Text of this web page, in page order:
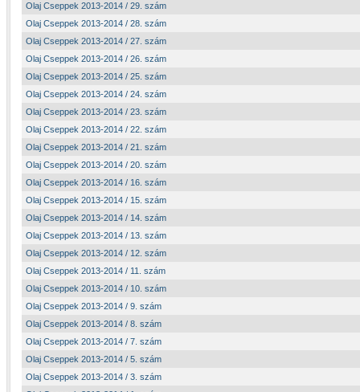
Olaj Cseppek 2013-2014 / 29. szám
Olaj Cseppek 2013-2014 / 28. szám
Olaj Cseppek 2013-2014 / 27. szám
Olaj Cseppek 2013-2014 / 26. szám
Olaj Cseppek 2013-2014 / 25. szám
Olaj Cseppek 2013-2014 / 24. szám
Olaj Cseppek 2013-2014 / 23. szám
Olaj Cseppek 2013-2014 / 22. szám
Olaj Cseppek 2013-2014 / 21. szám
Olaj Cseppek 2013-2014 / 20. szám
Olaj Cseppek 2013-2014 / 16. szám
Olaj Cseppek 2013-2014 / 15. szám
Olaj Cseppek 2013-2014 / 14. szám
Olaj Cseppek 2013-2014 / 13. szám
Olaj Cseppek 2013-2014 / 12. szám
Olaj Cseppek 2013-2014 / 11. szám
Olaj Cseppek 2013-2014 / 10. szám
Olaj Cseppek 2013-2014 / 9. szám
Olaj Cseppek 2013-2014 / 8. szám
Olaj Cseppek 2013-2014 / 7. szám
Olaj Cseppek 2013-2014 / 5. szám
Olaj Cseppek 2013-2014 / 3. szám